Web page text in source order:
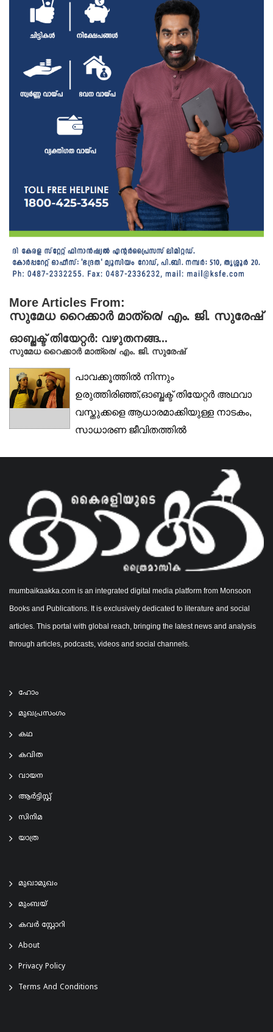
More Articles From:
സുമേധ റൈക്കാർ മാത്രെ/ എം. ജി. സുരേഷ്
ഓബ്ജക്ട് തിയേറ്റർ: വഴുതനങ്ങ...
സുമേധ റൈക്കാർ മാത്രെ/ എം. ജി. സുരേഷ്
പാവക്കൂത്തിൽ നിന്നും
ഉരുത്തിരിഞ്ഞ്,ഓബ്ജക്ട് തിയേറ്റർ അഥവാ
വസ്തുക്കളെ ആധാരമാക്കിയുള്ള നാടകം,
സാധാരണ ജീവിതത്തിൽ
mumbaikaakka.com is an integrated digital media platform from Monsoon
Books and Publications. It is exclusively dedicated to literature and social
articles. This portal with global reach, bringing the latest news and analysis
through articles, podcasts, videos and social channels.
ഹോം
മുഖപ്രസംഗം
കഥ
കവിത
വായന
ആര്‍ട്ടിസ്റ്റ്
സിനിമ
യാത്ര
മുഖാമുഖം
മുംബയ്
കവർ സ്റ്റോറി
About
Privacy Policy
Terms And Conditions